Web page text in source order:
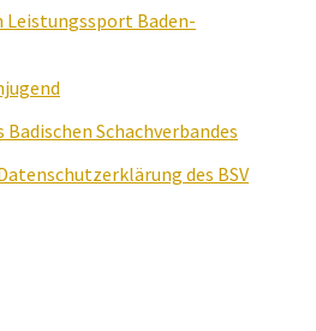
Leistungssport Baden-
Schachverbandes
des BSV